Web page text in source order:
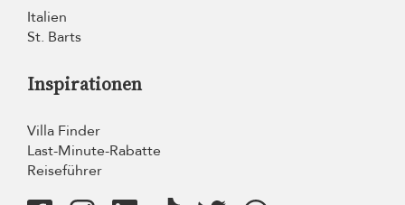
Italien
St. Barts
Inspirationen
Villa Finder
Last-Minute-Rabatte
Reiseführer